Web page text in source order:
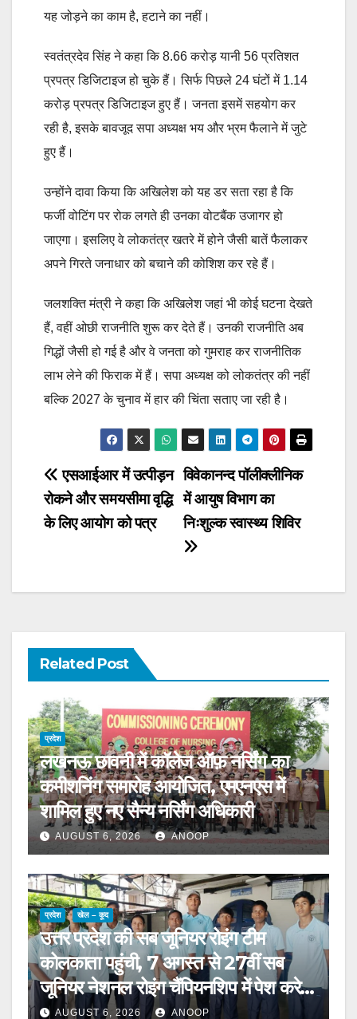
यह जोड़ने का काम है, हटाने का नहीं।
स्वतंत्रदेव सिंह ने कहा कि 8.66 करोड़ यानी 56 प्रतिशत
प्रपत्र डिजिटाइज हो चुके हैं। सिर्फ पिछले 24 घंटों में 1.14
करोड़ प्रपत्र डिजिटाइज हुए हैं। जनता इसमें सहयोग कर
रही है, इसके बावजूद सपा अध्यक्ष भय और भ्रम फैलाने में जुटे
हुए हैं।
उन्होंने दावा किया कि अखिलेश को यह डर सता रहा है कि
फर्जी वोटिंग पर रोक लगते ही उनका वोटबैंक उजागर हो
जाएगा। इसलिए वे लोकतंत्र खतरे में होने जैसी बातें फैलाकर
अपने गिरते जनाधार को बचाने की कोशिश कर रहे हैं।
जलशक्ति मंत्री ने कहा कि अखिलेश जहां भी कोई घटना देखते
हैं, वहीं ओछी राजनीति शुरू कर देते हैं। उनकी राजनीति अब
गिद्धों जैसी हो गई है और वे जनता को गुमराह कर राजनीतिक
लाभ लेने की फिराक में हैं। सपा अध्यक्ष को लोकतंत्र की नहीं
बल्कि 2027 के चुनाव में हार की चिंता सताए जा रही है।
Post
navigation
विवेकानन्द पॉलीक्लीनिक
में आयुष विभाग का
निःशुल्क स्वास्थ्य शिविर
एसआईआर में उत्पीड़न
रोकने और समयसीमा वृद्धि
के लिए आयोग को पत्र
Related Post
प्रदेश
लखनऊ छावनी में कॉलेज ऑफ़ नर्सिंग का
कमीशनिंग समारोह आयोजित, एमएनएस में
शामिल हुए नए सैन्य नर्सिंग अधिकारी
AUGUST 6, 2026 ANOOP
प्रदेश खेल – कूद
उत्तर प्रदेश की सब जूनियर रोइंग टीम
कोलकाता पहुंची, 7 अगस्त से 27वीं सब
जूनियर नेशनल रोइंग चैंपियनशिप में पेश करेगी
चुनौती
AUGUST 6, 2026 ANOOP